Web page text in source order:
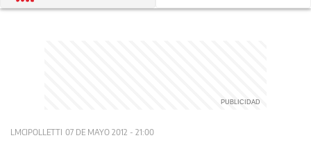
LMCIPOLLETTI 07 DE MAYO 2012 - 21:00